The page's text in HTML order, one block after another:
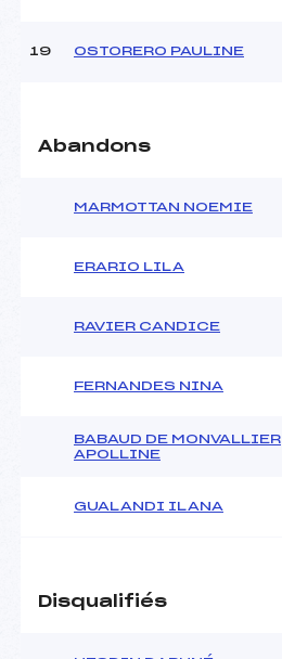
19 OSTORERO PAULINE
Abandons
MARMOTTAN NOEMIE
ERARIO LILA
RAVIER CANDICE
FERNANDES NINA
BABAUD DE MONVALLIER
APOLLINE
GUALANDI ILANA
Disqualifiés